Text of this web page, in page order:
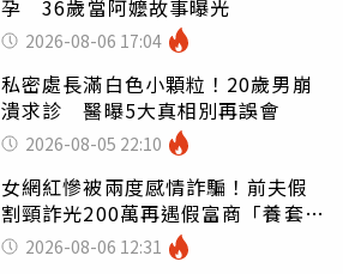
孕 36歲當阿嬤故事曝光
2026-08-06 17:04
私密處長滿白色小顆粒！20歲男崩
潰求診 醫曝5大真相別再誤會
2026-08-05 22:10
女網紅慘被兩度感情詐騙！前夫假
割頸詐光200萬再遇假富商「養套殺
2000萬」
2026-08-06 12:31